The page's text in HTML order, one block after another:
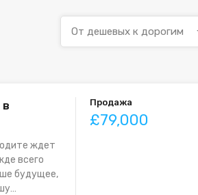
От дешевых к дорогим
ждет
всего
будущее,
Продажа
£79,000